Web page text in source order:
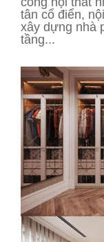
tân cổ điển,
xây dựng nhà
tầng...